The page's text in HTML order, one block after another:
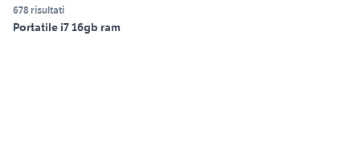
678 risultati
Portatile i7 16gb ram